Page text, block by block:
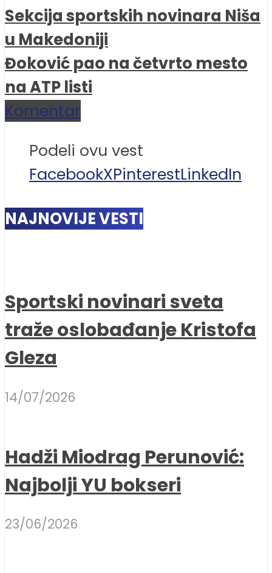
Sekcija sportskih novinara Niša
u Makedoniji
Đoković pao na četvrto mesto
na ATP listi
Komentar
Podeli ovu vest
FacebookXPinterestLinkedIn
NAJNOVIJE VESTI
Sportski novinari sveta
traže oslobađanje Kristofa
Gleza
14/07/2026
Hadži Miodrag Perunović:
Najbolji YU bokseri
23/06/2026